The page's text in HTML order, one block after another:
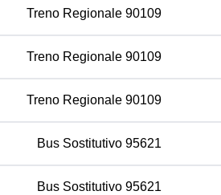
Treno Regionale 90109
Treno Regionale 90109
Treno Regionale 90109
Bus Sostitutivo 95621
Bus Sostitutivo 95621